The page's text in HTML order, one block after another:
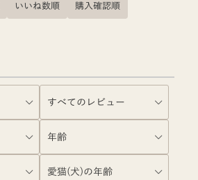
いいね数順 購入確認順